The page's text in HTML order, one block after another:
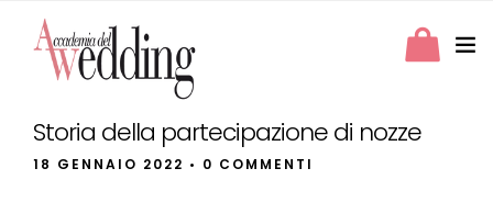
Storia della partecipazione di nozze
18 GENNAIO 2022 • 0 COMMENTI